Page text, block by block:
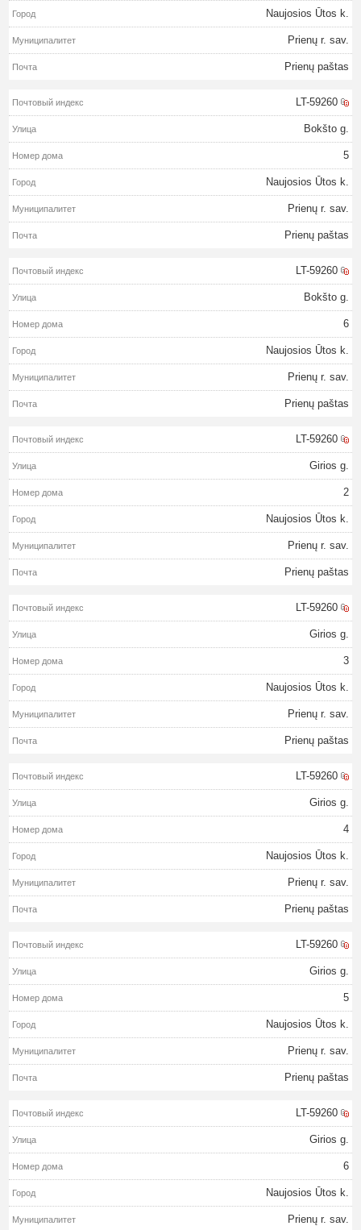
Naujosios Ūtos k.
Prienų r. sav.
Prienų paštas
LT-59260
Bokšto g.
5
Naujosios Ūtos k.
Prienų r. sav.
Prienų paštas
LT-59260
Bokšto g.
6
Naujosios Ūtos k.
Prienų r. sav.
Prienų paštas
LT-59260
Girios g.
2
Naujosios Ūtos k.
Prienų r. sav.
Prienų paštas
LT-59260
Girios g.
3
Naujosios Ūtos k.
Prienų r. sav.
Prienų paštas
LT-59260
Girios g.
4
Naujosios Ūtos k.
Prienų r. sav.
Prienų paštas
LT-59260
Girios g.
5
Naujosios Ūtos k.
Prienų r. sav.
Prienų paštas
LT-59260
Girios g.
6
Naujosios Ūtos k.
Prienų r. sav.